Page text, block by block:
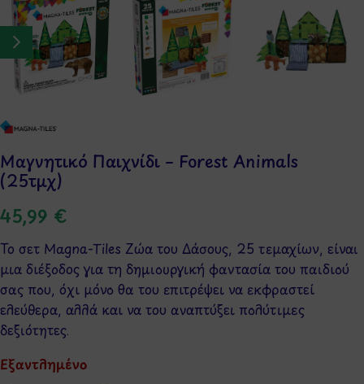
Μαγνητικό Παιχνίδι – Forest Animals
(25τμχ)
45,99 €
Το σετ Magna-Tiles Ζώα του Δάσους, 25 τεμαχίων, είναι
μια διέξοδος για τη δημιουργική φαντασία του παιδιού
σας που, όχι μόνο θα του επιτρέψει να εκφραστεί
ελεύθερα, αλλά και να του αναπτύξει πολύτιμες
δεξιότητες.
Εξαντλημένο